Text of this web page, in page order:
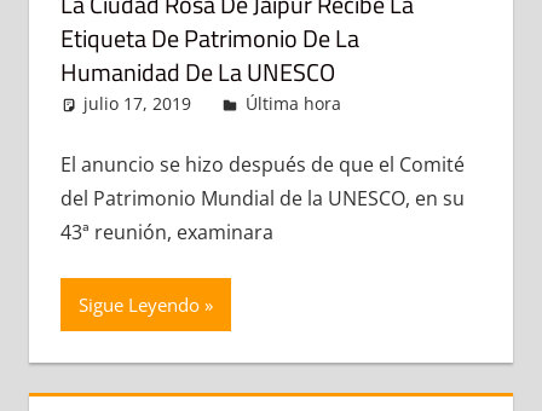
Etiqueta De Patrimonio De La
Humanidad De La UNESCO
julio 17, 2019 admin
Última hora
El anuncio se hizo después de que el Comité
del Patrimonio Mundial de la UNESCO, en su
43ª reunión, examinara
Sigue Leyendo